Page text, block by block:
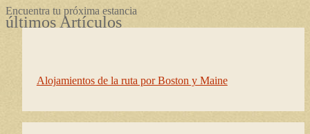
Encuentra tu próxima estancia
últimos Artículos
Alojamientos de la ruta por Boston y Maine